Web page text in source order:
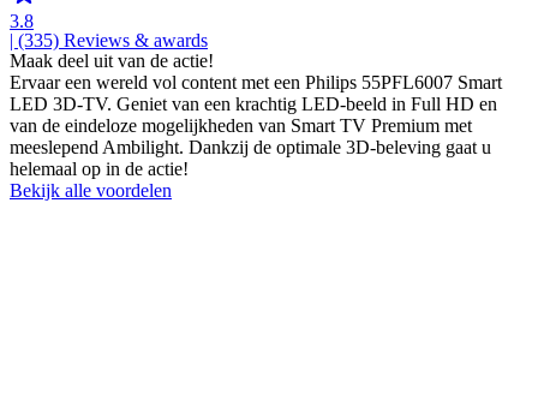
3.8
| (335) Reviews & awards
Maak deel uit van de actie!
Ervaar een wereld vol content met een Philips 55PFL6007 Smart
LED 3D-TV. Geniet van een krachtig LED-beeld in Full HD en
van de eindeloze mogelijkheden van Smart TV Premium met
meeslepend Ambilight. Dankzij de optimale 3D-beleving gaat u
helemaal op in de actie!
Bekijk alle voordelen